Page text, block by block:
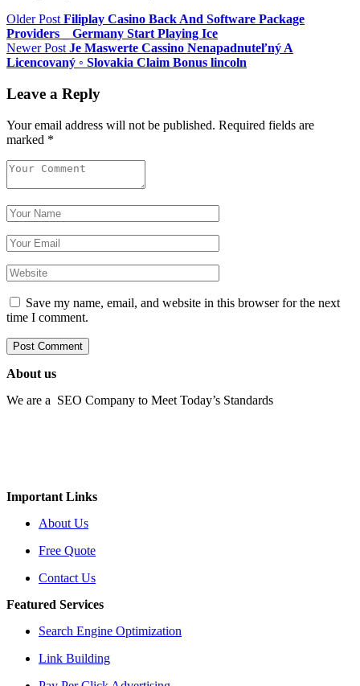
Older Post Filiplay Casino Back And Software Package
Providers _ Germany Start Playing Ice
Newer Post Je Maswerte Cassino Nenapadnuteľný A
Licencovaný ◦ Slovakia Claim Bonus lincoln
Leave a Reply
Your email address will not be published. Required fields are
marked *
Save my name, email, and website in this browser for the next
time I comment.
About us
We are a SEO Company to Meet Today’s Standards
Important Links
About Us
Free Quote
Contact Us
Featured Services
Search Engine Optimization
Link Building